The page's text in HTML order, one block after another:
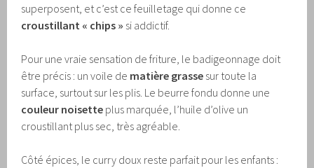
superposent, et c’est ce feuilletage qui donne ce
croustillant « chips » si addictif.
Pour une vraie sensation de friture, le badigeonnage doit
être précis : un voile de matière grasse sur toute la
surface, surtout sur les plis. Le beurre fondu donne une
couleur noisette plus marquée, l’huile d’olive un
croustillant plus sec, très agréable.
Côté épices, le curry doux reste parfait pour les enfants :